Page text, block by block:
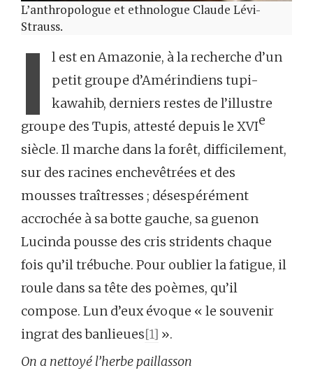
L’anthropologue et ethnologue Claude Lévi-
Strauss.
I
l est en Amazonie, à la recherche d’un
petit groupe d’Amérindiens tupi-
kawahib, derniers restes de l’illustre
groupe des Tupis, attesté depuis le XVIe
siècle. Il marche dans la forêt, difficilement,
sur des racines enchevêtrées et des
mousses traîtresses ; désespérément
accrochée à sa botte gauche, sa guenon
Lucinda pousse des cris stridents chaque
fois qu’il trébuche. Pour oublier la fatigue, il
roule dans sa tête des poèmes, qu’il
compose. Lun d’eux évoque « le souvenir
ingrat des banlieues[1] ».
On a nettoyé l’herbe paillasson